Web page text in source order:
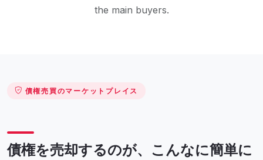
the main buyers.
債権売買のマーケットプレイス
債権を売却するのが、こんなに簡単に